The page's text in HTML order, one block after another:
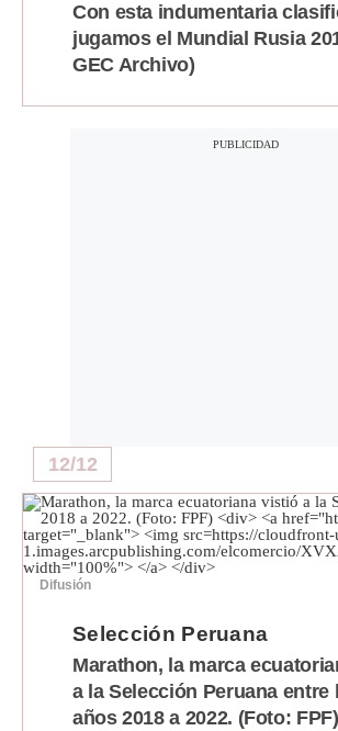
Con esta indumentaria
jugamos el Mundial Rusia
GEC Archivo)
12/12
Difusión
Selección Peruana
Marathon, la marca
a la Selección Peruana entre
años 2018 a 2022. (Foto: FPF)